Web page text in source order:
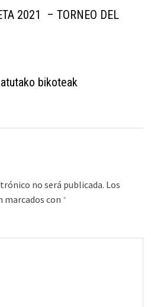
2021 – TORNEO DEL
bikoteak
no será publicada. Los
con *